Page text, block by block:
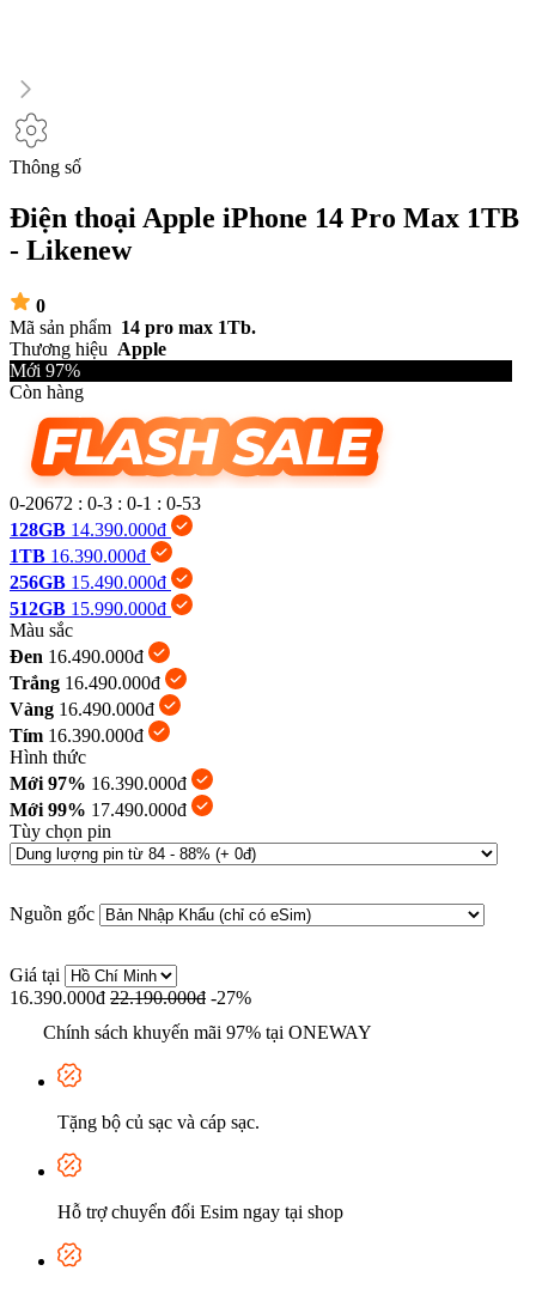
Thông số
Điện thoại Apple iPhone 14 Pro Max 1TB
- Likenew
0
Mã sản phẩm 14 pro max 1Tb.
Thương hiệu Apple
Mới 97%
Còn hàng
0-20672 : 0-3 : 0-1 : 0-54
128GB 14.390.000đ
1TB 16.390.000đ
256GB 15.490.000đ
512GB 15.990.000đ
Màu sắc
Đen 16.490.000đ
Trắng 16.490.000đ
Vàng 16.490.000đ
Tím 16.390.000đ
Hình thức
Mới 97% 16.390.000đ
Mới 99% 17.490.000đ
Tùy chọn pin
Nguồn gốc
Giá tại
16.390.000đ 22.190.000đ -27%
Chính sách khuyến mãi 97% tại ONEWAY
Tặng bộ củ sạc và cáp sạc.
Hỗ trợ chuyển đổi Esim ngay tại shop